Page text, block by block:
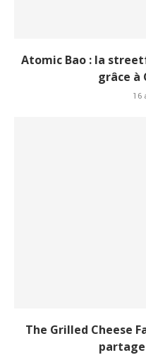
Atomic Bao : la
grâce à
16
The Grilled Cheese